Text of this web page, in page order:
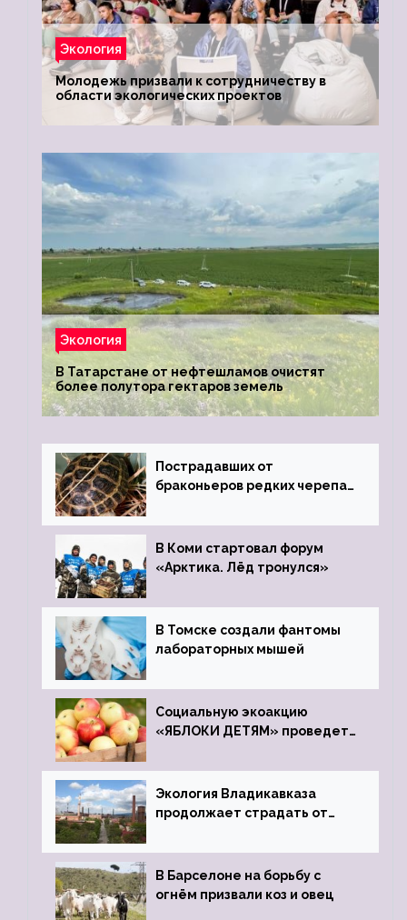
Экология
Молодежь призвали к сотрудничеству в
области экологических проектов
Экология
В Татарстане от нефтешламов очистят
более полутора гектаров земель
Пострадавших от
браконьеров редких черепах
зоопарк
В Коми стартовал форум
«Арктика. Лёд тронулся»
В Томске создали фантомы
лабораторных мышей
Социальную экоакцию
«ЯБЛОКИ ДЕТЯМ» проведет
Экология Владикавказа
продолжает страдать от
В Барселоне на борьбу с
огнём призвали коз и овец